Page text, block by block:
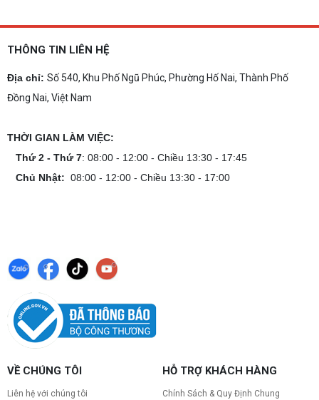
THÔNG TIN LIÊN HỆ
Địa chỉ: Số 540, Khu Phố Ngũ Phúc, Phường Hố Nai, Thành Phố
Đồng Nai, Việt Nam
THỜI GIAN LÀM VIỆC:
Thứ 2 - Thứ 7: 08:00 - 12:00 - Chiều 13:30 - 17:45
Chủ Nhật: 08:00 - 12:00 - Chiều 13:30 - 17:00
VỀ CHÚNG TÔI
Liên hệ với chúng tôi
HỖ TRỢ KHÁCH HÀNG
Chính Sách & Quy Định Chung